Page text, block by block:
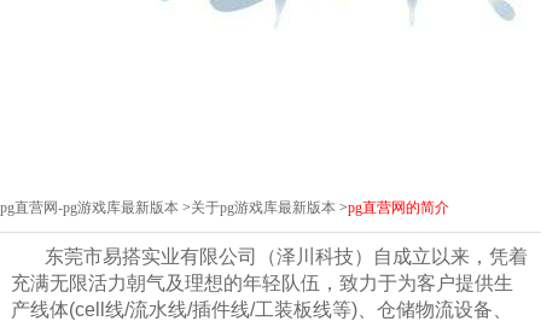
pg直营网-pg游戏库最新版本 >关于pg游戏库最新版本 >pg直营网的简介
东莞市易搭实业有限公司（泽川科技）自成立以来，凭着
充满无限活力朝气及理想的年轻队伍，致力于为客户提供生
产线体(cell线/流水线/插件线/工装板线等)、仓储物流设备、